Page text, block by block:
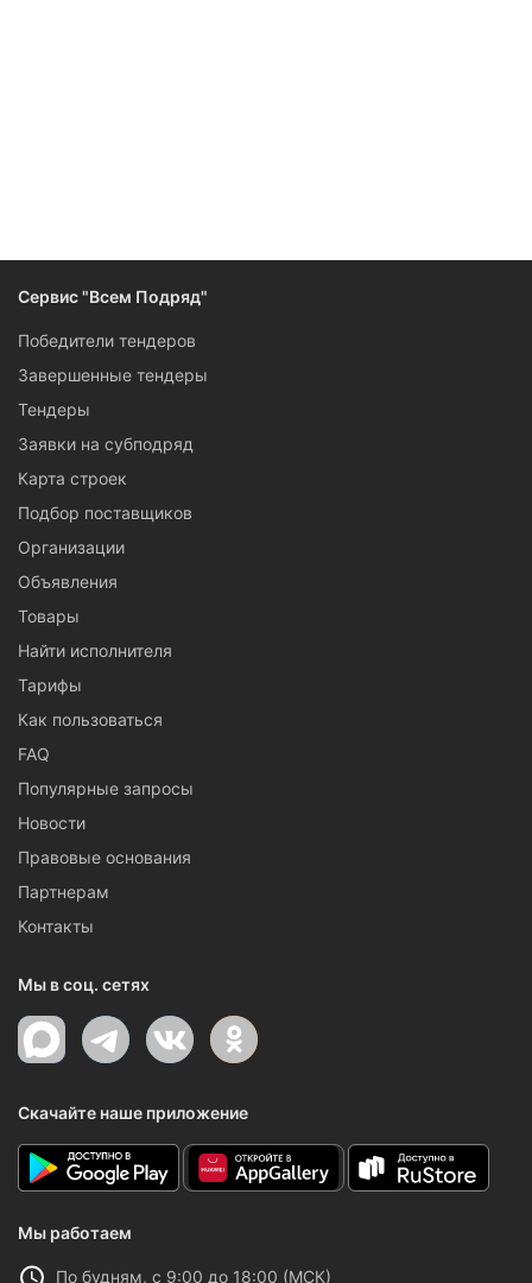
Сервис "Всем Подряд"
Победители тендеров
Завершенные тендеры
Тендеры
Заявки на субподряд
Карта строек
Подбор поставщиков
Организации
Объявления
Товары
Найти исполнителя
Тарифы
Как пользоваться
FAQ
Популярные запросы
Новости
Правовые основания
Партнерам
Контакты
Мы в соц. сетях
Скачайте наше приложение
Мы работаем
По будням, с 9:00 до 18:00 (МСК)